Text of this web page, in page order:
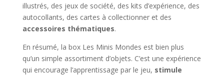
illustrés, des jeux de société, des kits d’expérience, des
autocollants, des cartes à collectionner et des
accessoires thématiques.
En résumé, la box Les Minis Mondes est bien plus
qu’un simple assortiment d’objets. C’est une expérience
qui encourage l’apprentissage par le jeu, stimule